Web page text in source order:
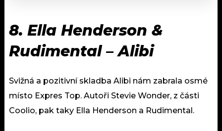
8. Ella Henderson &
Rudimental – Alibi
Svižná a pozitivní skladba Alibi nám zabrala osmé
místo Expres Top. Autoři Stevie Wonder, z části
Coolio, pak taky Ella Henderson a Rudimental.